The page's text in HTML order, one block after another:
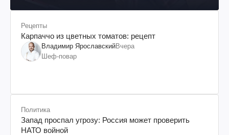
Рецепты
Карпаччо из цветных томатов: рецепт
Владимир ЯрославскийВчера
Шеф-повар
Политика
Запад проспал угрозу: Россия может проверить
НАТО войной